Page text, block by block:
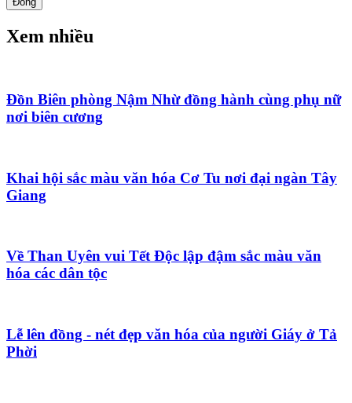
Xem nhiều
Đồn Biên phòng Nậm Nhừ đồng hành cùng phụ nữ
nơi biên cương
Khai hội sắc màu văn hóa Cơ Tu nơi đại ngàn Tây
Giang
Về Than Uyên vui Tết Độc lập đậm sắc màu văn
hóa các dân tộc
Lễ lên đồng - nét đẹp văn hóa của người Giáy ở Tả
Phời